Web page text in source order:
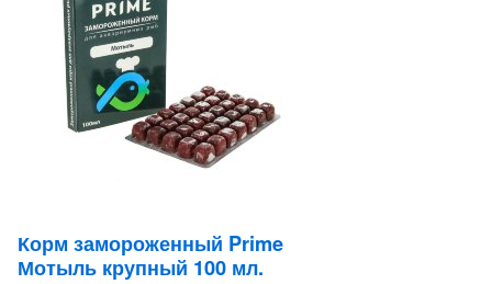
Корм замороженный Prime
Мотыль крупный 100 мл.